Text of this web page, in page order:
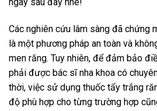
ngay sau đây nhé!
Các nghiên cứu lâm sàng đã chứng
là một phương pháp an toàn và
men răng. Tuy nhiên, để đảm bảo
phải được bác sĩ nha khoa có
thời, việc sử dụng thuốc tẩy trắng
độ phù hợp cho từng trường hợp